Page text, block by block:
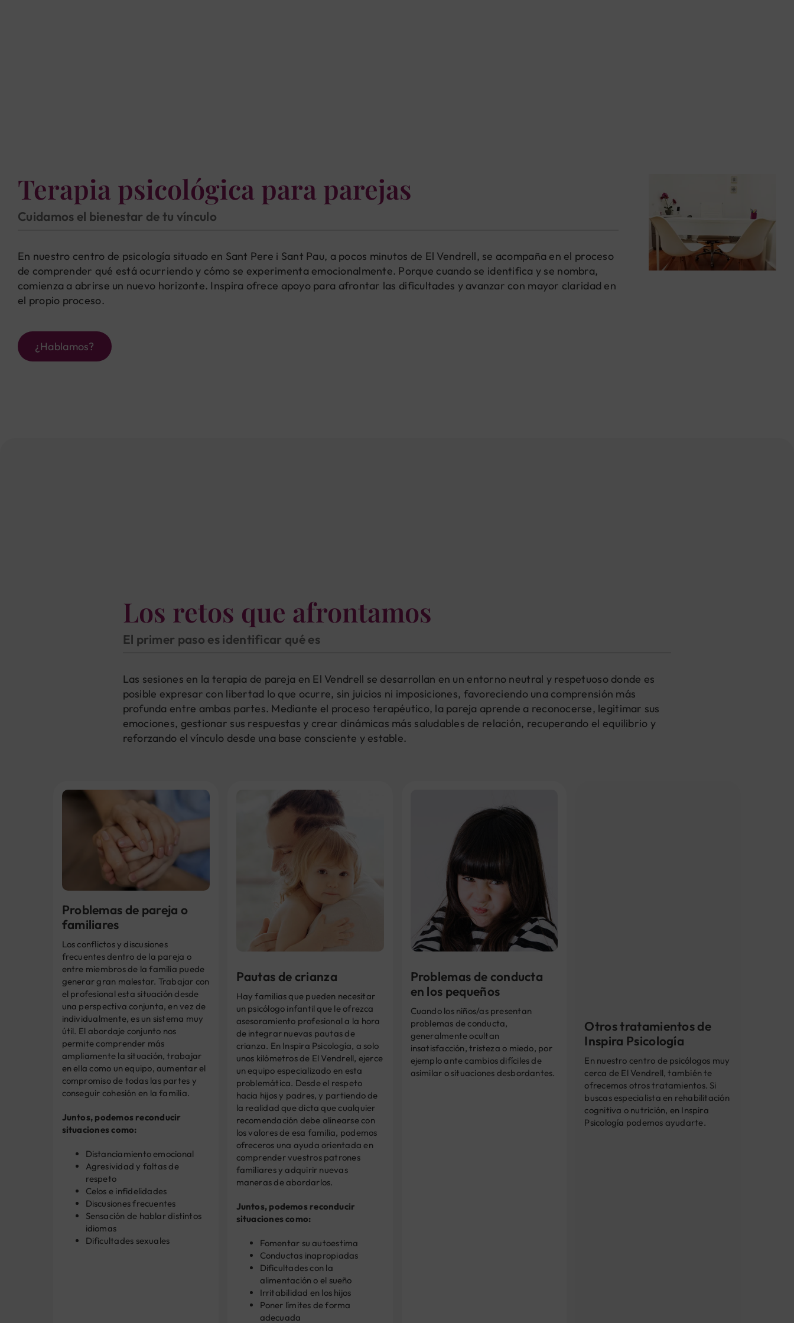
Terapia psicológica para parejas
Cuidamos el bienestar de tu vínculo
En nuestro centro de psicología situado en Sant Pere i Sant Pau, a pocos minutos de El Vendrell, se acompaña en el proceso
de comprender qué está ocurriendo y cómo se experimenta emocionalmente. Porque cuando se identifica y se nombra,
comienza a abrirse un nuevo horizonte. Inspira ofrece apoyo para afrontar las dificultades y avanzar con mayor claridad en
el propio proceso.
¿Hablamos?
Los retos que afrontamos
El primer paso es identificar qué es
Las sesiones en la terapia de pareja en El Vendrell se desarrollan en un entorno neutral y respetuoso donde es
posible expresar con libertad lo que ocurre, sin juicios ni imposiciones, favoreciendo una comprensión más
profunda entre ambas partes. Mediante el proceso terapéutico, la pareja aprende a reconocerse, legitimar sus
emociones, gestionar sus respuestas y crear dinámicas más saludables de relación, recuperando el equilibrio y
reforzando el vínculo desde una base consciente y estable.
Problemas de pareja o
familiares
Los conflictos y discusiones
frecuentes dentro de la pareja o
entre miembros de la familia puede
generar gran malestar. Trabajar con
el profesional esta situación desde
una perspectiva conjunta, en vez de
individualmente, es un sistema muy
útil. El abordaje conjunto nos
permite comprender más
ampliamente la situación, trabajar
en ella como un equipo, aumentar el
compromiso de todas las partes y
conseguir cohesión en la familia.
Juntos, podemos reconducir
situaciones como:
Distanciamiento emocional
Agresividad y faltas de
respeto
Celos e infidelidades
Discusiones frecuentes
Sensación de hablar distintos
idiomas
Dificultades sexuales
Pautas de crianza
Hay familias que pueden necesitar
un psicólogo infantil que le ofrezca
asesoramiento profesional a la hora
de integrar nuevas pautas de
crianza. En Inspira Psicología, a solo
unos kilómetros de El Vendrell, ejerce
un equipo especializado en esta
problemática. Desde el respeto
hacia hijos y padres, y partiendo de
la realidad que dicta que cualquier
recomendación debe alinearse con
los valores de esa familia, podemos
ofreceros una ayuda orientada en
comprender vuestros patrones
familiares y adquirir nuevas
maneras de abordarlos.
Juntos, podemos reconducir
situaciones como:
Fomentar su autoestima
Conductas inapropiadas
Dificultades con la
alimentación o el sueño
Irritabilidad en los hijos
Poner límites de forma
adecuada
Problemas de conducta
en los pequeños
Cuando los niños/as presentan
problemas de conducta,
generalmente ocultan
insatisfacción, tristeza o miedo, por
ejemplo ante cambios difíciles de
asimilar o situaciones desbordantes.
Otros tratamientos de
Inspira Psicología
En nuestro centro de psicólogos muy
cerca de El Vendrell, también te
ofrecemos otros tratamientos. Si
buscas especialista en rehabilitación
cognitiva o nutrición, en Inspira
Psicología podemos ayudarte.